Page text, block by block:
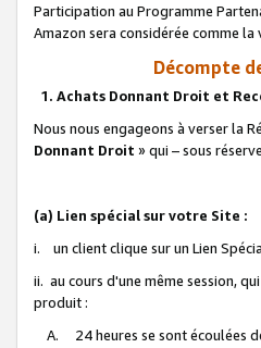
Participation au Programme
Amazon sera considérée comme
Décompte
1. Achats Donnant Droit et
Nous nous engageons à verser la
Donnant Droit » qui – sous
(a) Lien spécial sur votre Site :
i. un client clique sur un Lien
ii. au cours d'une même session,
produit :
A. 24 heures se sont écoulées